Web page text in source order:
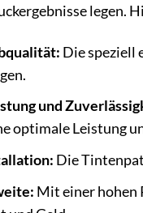
legen.
Die speziell
und
optimale Leistung
Die
Mit einer hohen